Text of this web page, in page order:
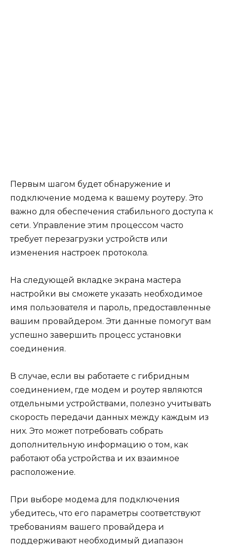
Первым шагом будет обнаружение и
подключение модема к вашему роутеру. Это
важно для обеспечения стабильного доступа к
сети. Управление этим процессом часто
требует перезагрузки устройств или
изменения настроек протокола.
На следующей вкладке экрана мастера
настройки вы сможете указать необходимое
имя пользователя и пароль, предоставленные
вашим провайдером. Эти данные помогут вам
успешно завершить процесс установки
соединения.
В случае, если вы работаете с гибридным
соединением, где модем и роутер являются
отдельными устройствами, полезно учитывать
скорость передачи данных между каждым из
них. Это может потребовать собрать
дополнительную информацию о том, как
работают оба устройства и их взаимное
расположение.
При выборе модема для подключения
убедитесь, что его параметры соответствуют
требованиям вашего провайдера и
поддерживают необходимый диапазон